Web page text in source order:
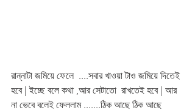
রান্নাটা জমিয়ে ফেলে  ....সবার খাওয়া টাও জমিয়ে দিতেই
হবে | ইচ্ছে বলে কথা ,আর সেটাতো  রাখতেই হবে | আর
না ভেবে বলেই ফেললাম .......ঠিক আছে ঠিক আছে